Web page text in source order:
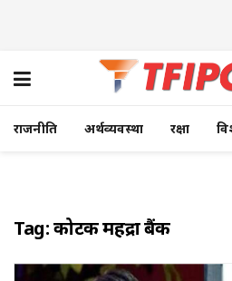
राजनीति अर्थव्यवस्था रक्षा
Tag:कोटक महिंद्रा बैंक